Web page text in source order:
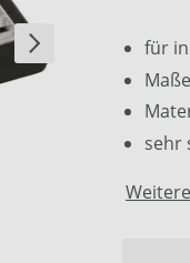
Um
für
sehr